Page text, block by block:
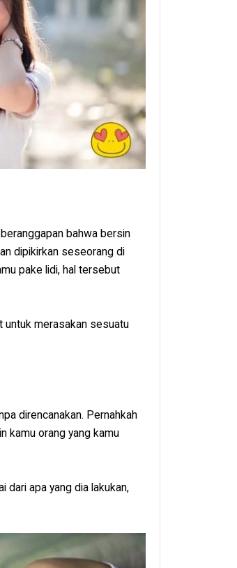
bahwa bersin
dipikirkan seseorang di
pake lidi, hal tersebut
untuk merasakan sesuatu
direncanakan. Pernahkah
kamu orang yang kamu
dari apa yang dia lakukan,